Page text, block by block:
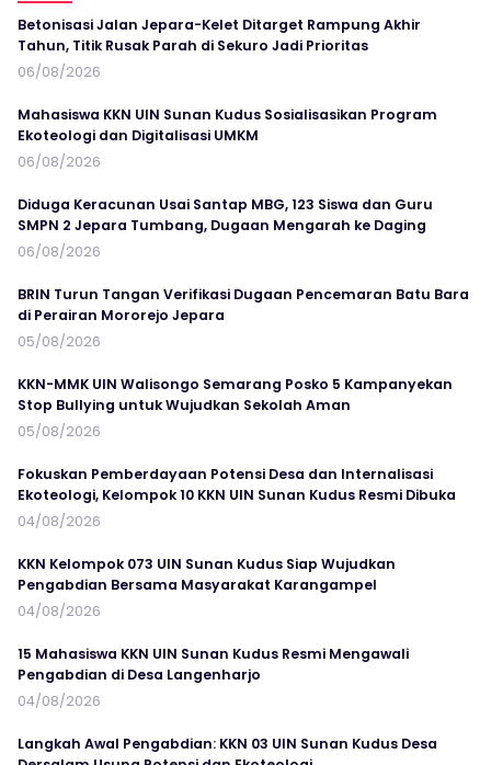
Betonisasi Jalan Jepara-Kelet Ditarget Rampung Akhir
Tahun, Titik Rusak Parah di Sekuro Jadi Prioritas
06/08/2026
Mahasiswa KKN UIN Sunan Kudus Sosialisasikan Program
Ekoteologi dan Digitalisasi UMKM
06/08/2026
Diduga Keracunan Usai Santap MBG, 123 Siswa dan Guru
SMPN 2 Jepara Tumbang, Dugaan Mengarah ke Daging
06/08/2026
BRIN Turun Tangan Verifikasi Dugaan Pencemaran Batu Bara
di Perairan Mororejo Jepara
05/08/2026
KKN-MMK UIN Walisongo Semarang Posko 5 Kampanyekan
Stop Bullying untuk Wujudkan Sekolah Aman
05/08/2026
Fokuskan Pemberdayaan Potensi Desa dan Internalisasi
Ekoteologi, Kelompok 10 KKN UIN Sunan Kudus Resmi Dibuka
04/08/2026
KKN Kelompok 073 UIN Sunan Kudus Siap Wujudkan
Pengabdian Bersama Masyarakat Karangampel
04/08/2026
15 Mahasiswa KKN UIN Sunan Kudus Resmi Mengawali
Pengabdian di Desa Langenharjo
04/08/2026
Langkah Awal Pengabdian: KKN 03 UIN Sunan Kudus Desa